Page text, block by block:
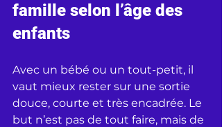
famille selon l’âge des
enfants
Avec un bébé ou un tout-petit, il
vaut mieux rester sur une sortie
douce, courte et très encadrée. Le
but n’est pas de tout faire, mais de